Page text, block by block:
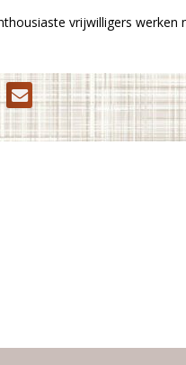
vrijwilligers werken